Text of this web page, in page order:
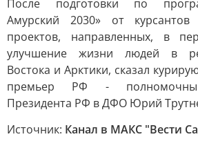
После подготовки по
Амурский 2030» от курсантов
проектов, направленных, в
улучшение жизни людей в
Востока и Арктики, сказал
премьер РФ - полномочный
Президента РФ в ДФО Юрий
Источник: Канал в МАКС "Вести